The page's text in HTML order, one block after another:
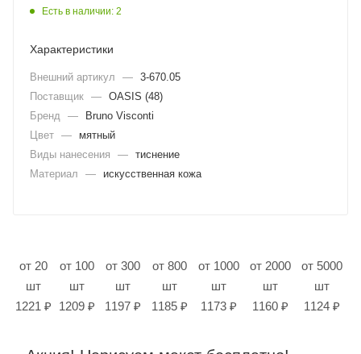
Есть в наличии: 2
Характеристики
Внешний артикул — 3-670.05
Поставщик — OASIS (48)
Бренд
—
Bruno Visconti
Цвет —
мятный
Виды нанесения
— тиснение
Материал
— искусственная кожа
от 20
шт
1221 ₽
от 100
шт
1209 ₽
от 300
шт
1197 ₽
от 800
шт
1185 ₽
от 1000
шт
1173 ₽
от 2000
шт
1160 ₽
от 5000
шт
1124 ₽